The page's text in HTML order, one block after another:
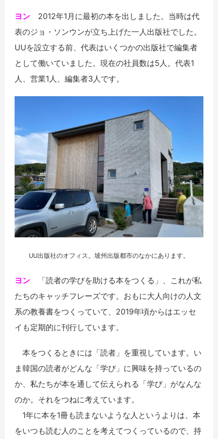
ヨン 2012年1月に最初の本を出しました。当時は代
表のジョ・ソンウンが立ち上げた一人出版社でした。
UUを設立する前、代表はいくつかの出版社で編集者
として働いていました。現在の社員数は5人。代表1
人、営業1人、編集者3人です。
UU出版社のオフィス。坡州出版都市のなかにあります。
ヨン 「読者の学びを助ける本をつくる」、これが私
たちのキャッチフレーズです。おもに大人向けの人文
系の教養書をつくっていて、2019年頃からはエッセ
イも定期的に刊行しています。
本をつくるときには「読者」を重視しています。い
ま韓国の読者がどんな「学び」に興味を持っているの
か、私たちが本を通して伝えられる「学び」がなんな
のか。それをつねに考えています。
1年に本を1冊も読まないような人というよりは、本
をいつも読む人のことを考えてつくっているので、持